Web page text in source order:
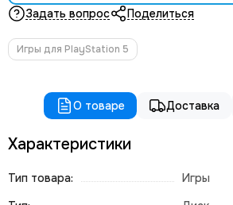
Задать вопрос Поделиться
Игры для PlayStation 5
О товаре Доставка
Характеристики
Тип товара:
Игры